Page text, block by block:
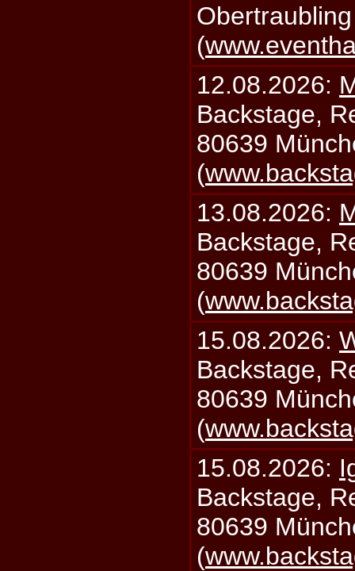
(
12.08.2026:
Backstage,
80639
(
13.08.2026:
Backstage,
80639
(
15.08.2026:
Backstage,
80639
(
15.08.2026:
Backstage,
80639
(